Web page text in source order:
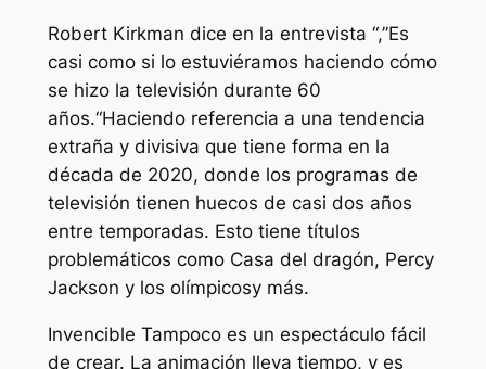
Robert Kirkman dice en la entrevista “,”Es
casi como si lo estuviéramos haciendo cómo
se hizo la televisión durante 60
años.“Haciendo referencia a una tendencia
extraña y divisiva que tiene forma en la
década de 2020, donde los programas de
televisión tienen huecos de casi dos años
entre temporadas. Esto tiene títulos
problemáticos como Casa del dragón, Percy
Jackson y los olímpicosy más.
Invencible Tampoco es un espectáculo fácil
de crear. La animación lleva tiempo, y es